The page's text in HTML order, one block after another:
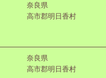
奈良県
高市郡明日香村
奈良県
高市郡明日香村